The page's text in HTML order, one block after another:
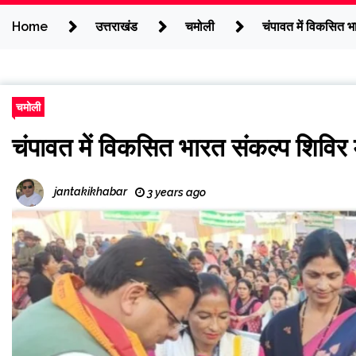
Home उत्तराखंड चमोली चंपावत में विकसित
चमोली
चंपावत में विकसित भारत संकल्प शिविर
jantakikhabar 3 years ago